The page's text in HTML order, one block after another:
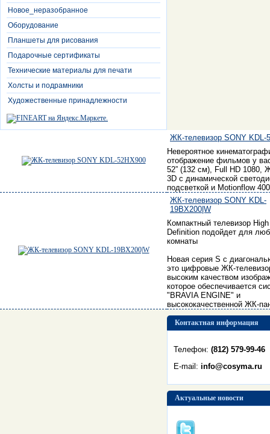
Новое_неразобранное
Оборудование
Планшеты для рисования
Подарочные сертификаты
Технические материалы для печати
Холсты и подрамники
Художественные принадлежности
ЖК-телевизор SONY KDL-
Невероятное
отображение фильмов у
52” (132 см), Full HD 1080,
3D с динамической
подсветкой и Motionflow
ЖК-телевизор SONY KDL-
19BX200|W
Компактный телевизор High
Definition подойдет для
комнаты
Новая серия S с
это цифровые ЖК-
высоким качеством
которое обеспечивается
"BRAVIA ENGINE" и
высококачественной ЖК-
Контактная информация
Телефон: (812) 579-99-46
E-mail: info@cosyma.ru
Актуальные новости